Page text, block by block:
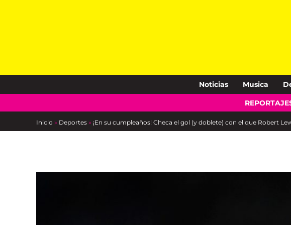
Noticias Musica
Inicio » Deportes » ¡En su cumpleaños! Checa el gol (y doblete) con el que Robert